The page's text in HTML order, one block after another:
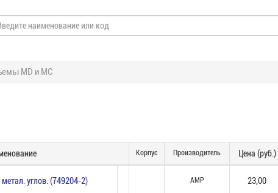
MD и МС
Корпус Производитель Цена (руб.)
углов. (749204-2) AMP 23,00